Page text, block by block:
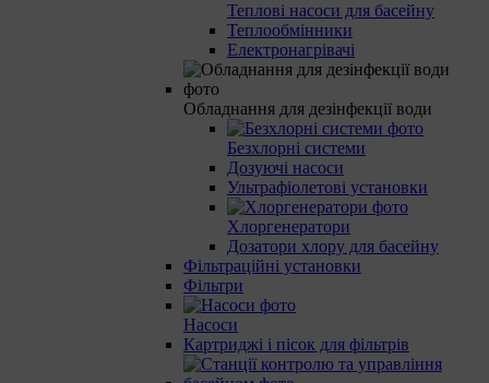
Теплові насоси для басейну
Теплообмінники
Електронагрівачі
Обладнання для дезінфекції води
Безхлорні системи
Дозуючі насоси
Ультрафіолетові установки
Хлоргенератори
Дозатори хлору для басейну
Фільтраційні установки
Фільтри
Насоси
Картриджі і пісок для фільтрів